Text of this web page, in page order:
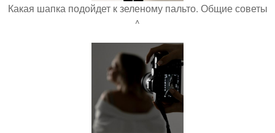
Какая шапка подойдет к зеленому пальто. Общие советы
^